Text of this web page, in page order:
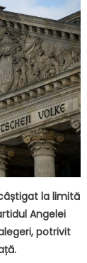
la limită
Angelei
potrivit